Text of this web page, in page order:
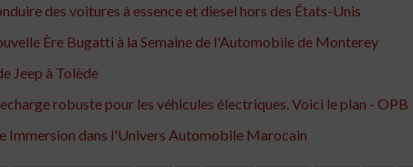
des voitures à essence et diesel hors des États-Unis
Ère Bugatti à la Semaine de l'Automobile de Monterey
Jeep à Tolède
robuste pour les véhicules électriques. Voici le plan - OPB
Immersion dans l'Univers Automobile Marocain